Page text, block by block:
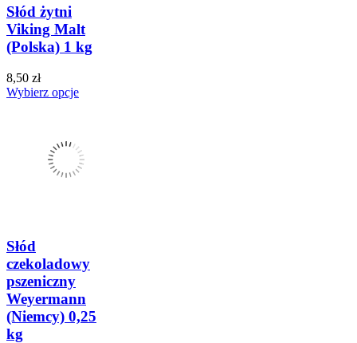
Słód żytni
Viking Malt
(Polska) 1 kg
8,50 zł
Wybierz opcje
Słód
czekoladowy
pszeniczny
Weyermann
(Niemcy) 0,25
kg